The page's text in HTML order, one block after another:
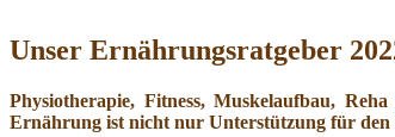
Unser Ernährungsratgeber
Physiotherapie, Fitness, Muskelaufbau,
Ernährung ist nicht nur Unterstützung für den